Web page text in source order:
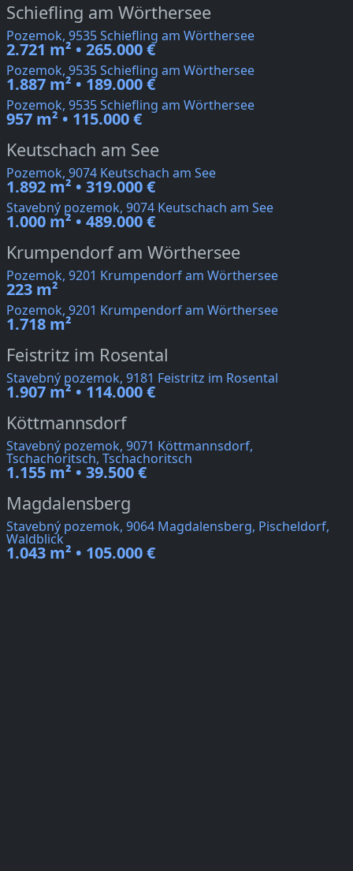
Schiefling am Wörthersee
Pozemok, 9535 Schiefling am Wörthersee
2.721 m² • 265.000 €
Pozemok, 9535 Schiefling am Wörthersee
1.887 m² • 189.000 €
Pozemok, 9535 Schiefling am Wörthersee
957 m² • 115.000 €
Keutschach am See
Pozemok, 9074 Keutschach am See
1.892 m² • 319.000 €
Stavebný pozemok, 9074 Keutschach am See
1.000 m² • 489.000 €
Krumpendorf am Wörthersee
Pozemok, 9201 Krumpendorf am Wörthersee
223 m²
Pozemok, 9201 Krumpendorf am Wörthersee
1.718 m²
Feistritz im Rosental
Stavebný pozemok, 9181 Feistritz im Rosental
1.907 m² • 114.000 €
Köttmannsdorf
Stavebný pozemok, 9071 Köttmannsdorf,
Tschachoritsch, Tschachoritsch
1.155 m² • 39.500 €
Magdalensberg
Stavebný pozemok, 9064 Magdalensberg, Pischeldorf,
Waldblick
1.043 m² • 105.000 €